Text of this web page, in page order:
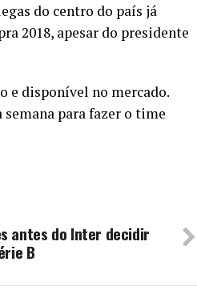
do centro do país já
2018, apesar do presidente
e disponível no mercado.
para fazer o time
antes do Inter decidir
B